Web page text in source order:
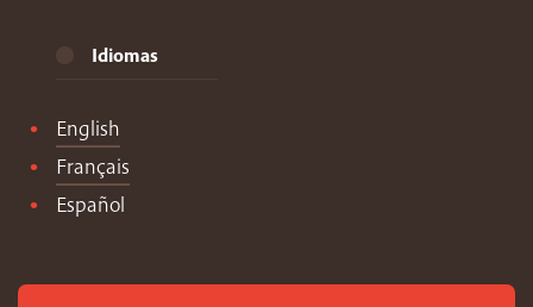
Idiomas
English
Français
Español